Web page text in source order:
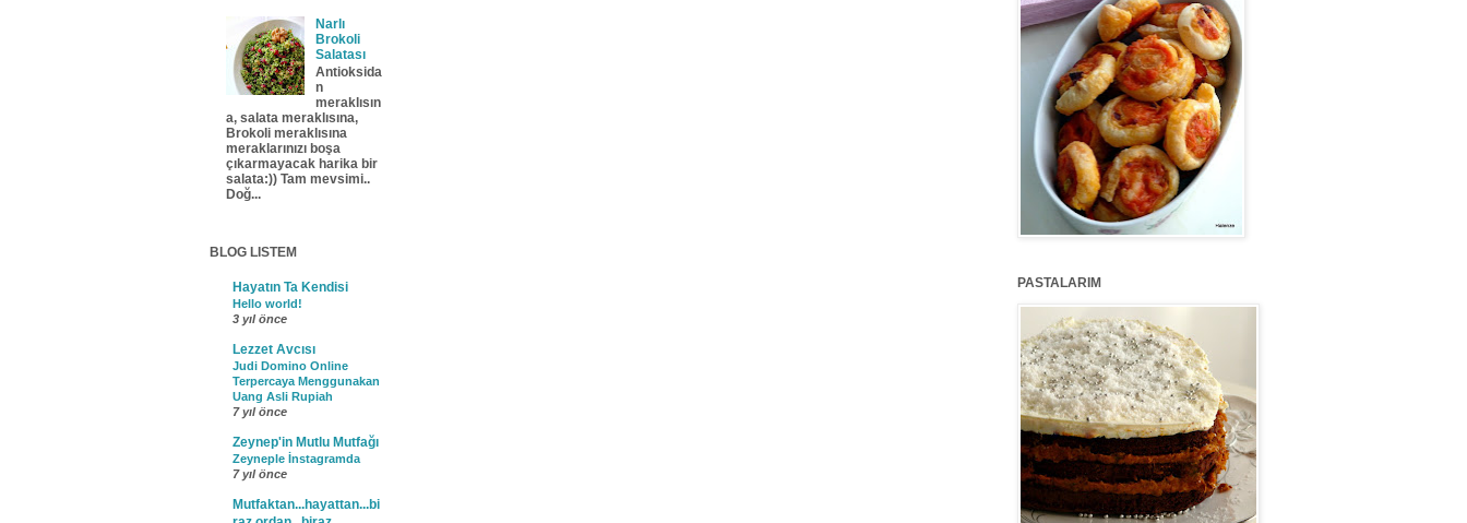
Narlı
Brokoli
Salatası
Antioksida
n
meraklısın
a, salata meraklısına,
Brokoli meraklısına
meraklarınızı boşa
çıkarmayacak harika bir
salata:)) Tam mevsimi..
Doğ...
BLOG LISTEM
Hayatın Ta Kendisi
Hello world!
3 yıl önce
Lezzet Avcısı
Judi Domino Online
Terpercaya Menggunakan
Uang Asli Rupiah
7 yıl önce
Zeynep'in Mutlu Mutfağı
Zeyneple İnstagramda
7 yıl önce
Mutfaktan...hayattan...bi
PASTALARIM